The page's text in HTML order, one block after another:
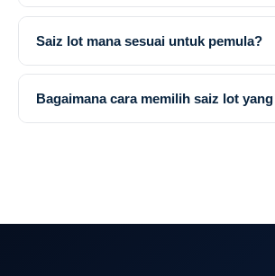
Saiz lot mana sesuai untuk pemula?
Bagaimana cara memilih saiz lot